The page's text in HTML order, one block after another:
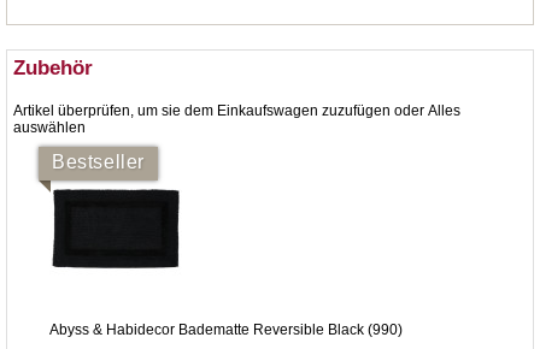
Zubehör
Artikel überprüfen, um sie dem Einkaufswagen zuzufügen oder Alles
auswählen
Bestseller
Abyss & Habidecor Badematte Reversible Black (990)